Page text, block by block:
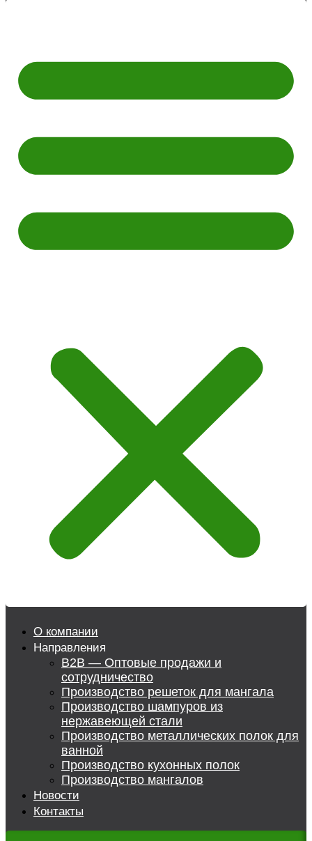
О компании
Направления
B2B — Оптовые продажи и
сотрудничество
Производство решеток для мангала
Производство шампуров из
нержавеющей стали
Производство металлических полок для
ванной
Производство кухонных полок
Производство мангалов
Новости
Контакты